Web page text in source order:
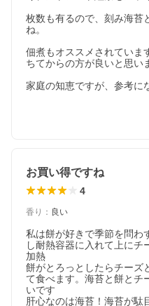
枚数も有るので、刻み海苔
ね。
佃煮もオススメされていま
ちてからの方が良いと思い
家庭の知恵ですが、参考に
お買い得ですね
4
香り ： 良い
私は餅が好きで季節を問わ
し耐熱容器に入れて上にチ
加熱
餅がとろっとしたらチーズ
て食べます。海苔と餅とチ
いです
肝心なのは海苔！海苔が駄